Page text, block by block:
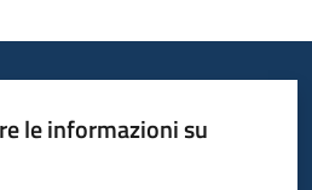
le informazioni su